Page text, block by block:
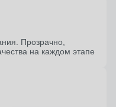
Прозрачно,
на каждом этапе